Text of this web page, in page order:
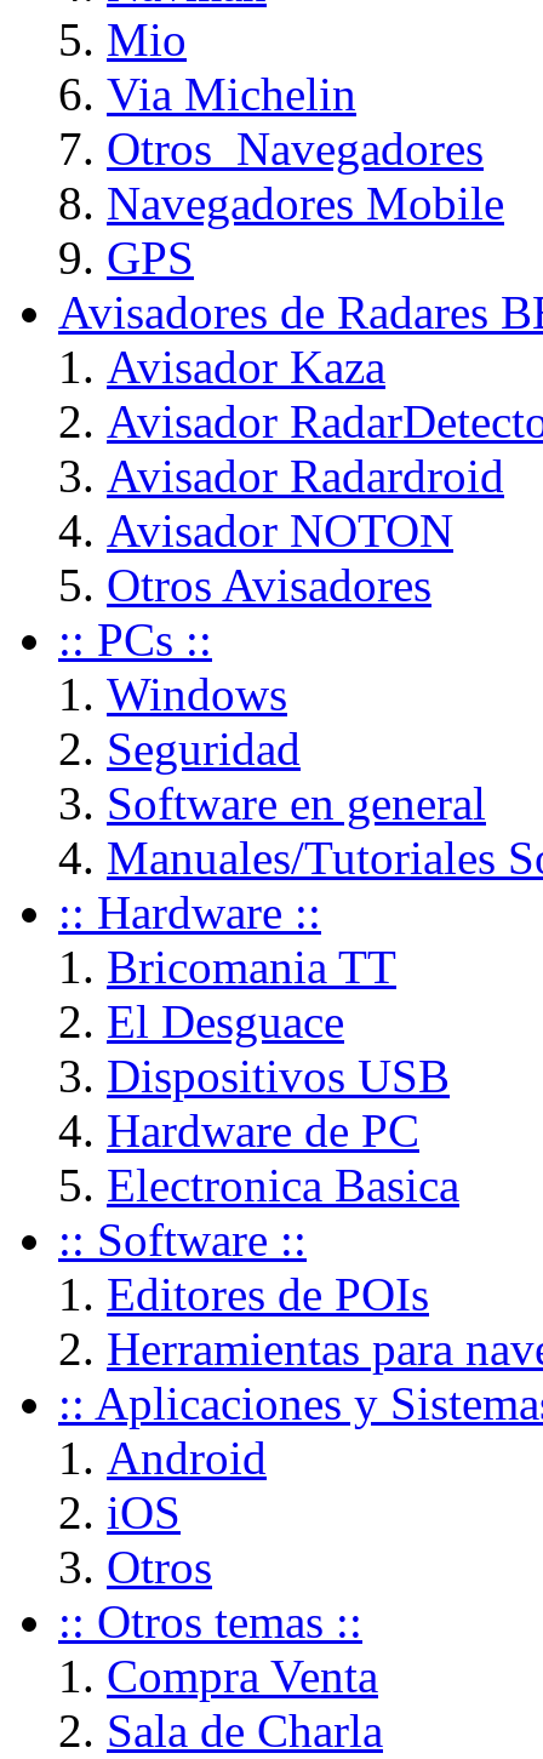
Mio
Via Michelin
Otros_Navegadores
Navegadores Mobile
GPS
Avisadores de Radares
Avisador Kaza
Avisador
Avisador Radardroid
Avisador NOTON
Otros Avisadores
:: PCs ::
Windows
Seguridad
Software en general
Manuales/Tutoriales
:: Hardware ::
Bricomania TT
El Desguace
Dispositivos USB
Hardware de PC
Electronica Basica
:: Software ::
Editores de POIs
Herramientas para
:: Aplicaciones y
Android
iOS
Otros
:: Otros temas ::
Compra Venta
Sala de Charla